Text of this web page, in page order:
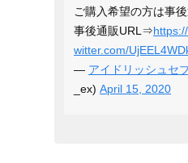
ご購入希望の方は事
事後通販URL⇒
witter.com/
— アイドリッシュセ
_ex) April 15, 2020